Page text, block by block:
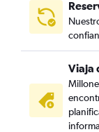
Viaja